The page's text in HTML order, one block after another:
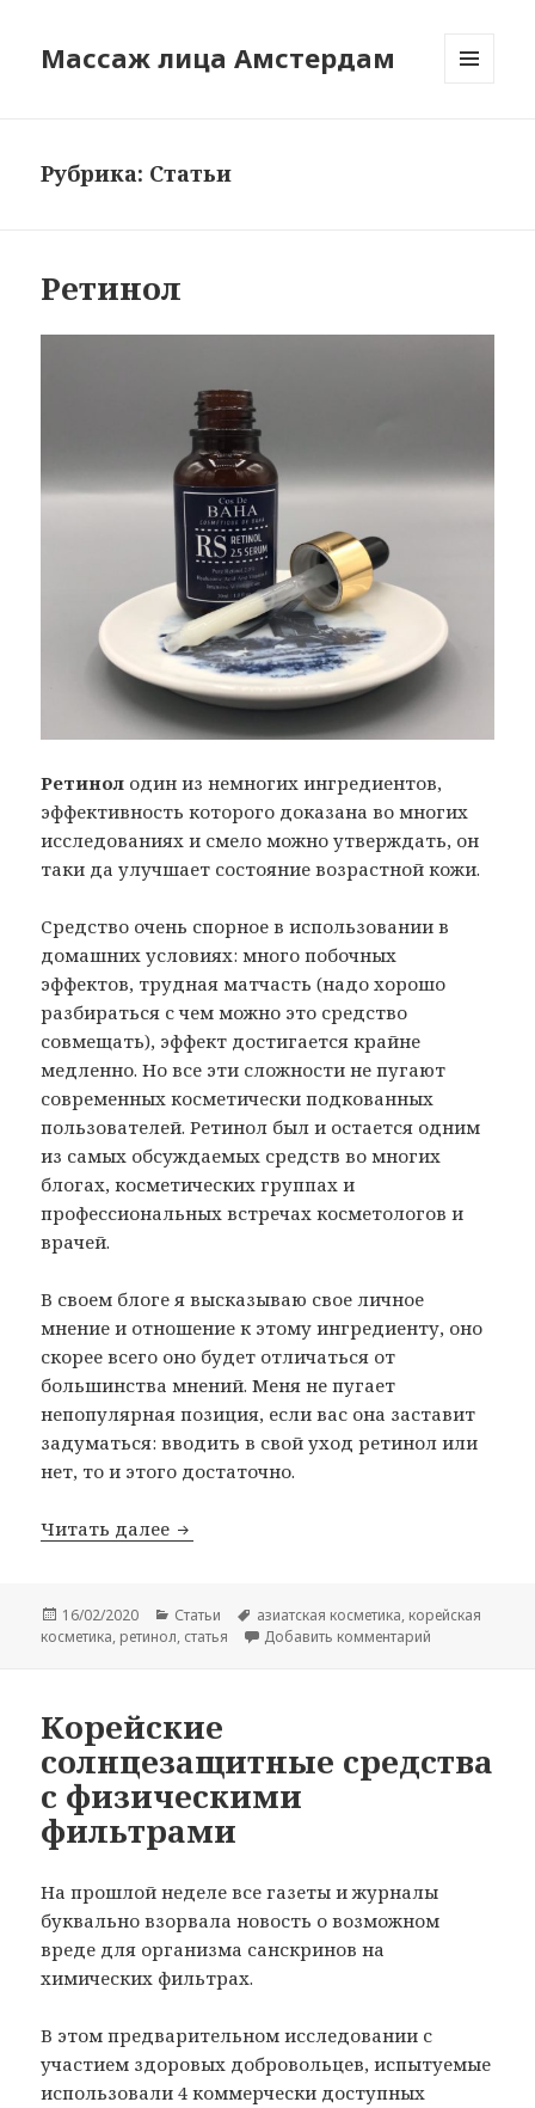
Массаж лица Амстердам
Рубрика: Статьи
Ретинол
Ретинол один из немногих ингредиентов,
эффективность которого доказана во многих
исследованиях и смело можно утверждать, он
таки да улучшает состояние возрастной кожи.
Средство очень спорное в использовании в
домашних условиях: много побочных
эффектов, трудная матчасть (надо хорошо
разбираться с чем можно это средство
совмещать), эффект достигается крайне
медленно. Но все эти сложности не пугают
современных косметически подкованных
пользователей. Ретинол был и остается одним
из самых обсуждаемых средств во многих
блогах, косметических группах и
профессиональных встречах косметологов и
врачей.
В своем блоге я высказываю свое личное
мнение и отношение к этому ингредиенту, оно
скорее всего оно будет отличаться от
большинства мнений. Меня не пугает
непопулярная позиция, если вас она заставит
задуматься: вводить в свой уход ретинол или
нет, то и этого достаточно.
Читать далее Ретинол
Опубликовано
16/02/2020 Рубрики
Статьи Метки
азиатская косметика, корейская
косметика, ретинол, статья Добавить комментарий
Корейские
солнцезащитные средства
с физическими
фильтрами
На прошлой неделе все газеты и журналы
буквально взорвала новость о возможном
вреде для организма санскринов на
химических фильтрах.
В этом предварительном исследовании с
участием здоровых добровольцев, испытуемые
использовали 4 коммерчески доступных